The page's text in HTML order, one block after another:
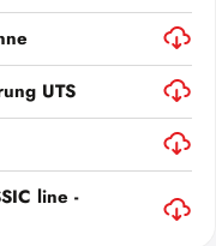
UTS
line -